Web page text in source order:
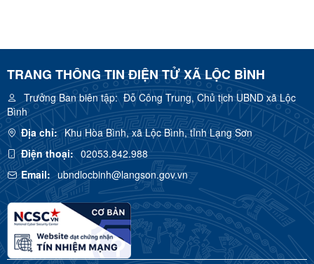
TRANG THÔNG TIN ĐIỆN TỬ XÃ LỘC BÌNH
Trưởng Ban biên tập:Đỗ Công Trung, Chủ tịch UBND xã Lộc
Bình
Địa chỉ: Khu Hòa Bình, xã Lộc Bình, tỉnh Lạng Sơn
Điện thoại: 02053.842.988
Email: ubndlocbinh@langson.gov.vn